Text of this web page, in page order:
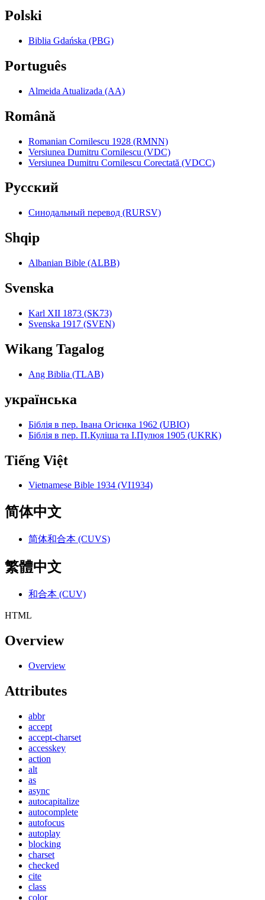
Polski
Biblia Gdańska (PBG)
Português
Almeida Atualizada (AA)
Română
Romanian Cornilescu 1928 (RMNN)
Versiunea Dumitru Cornilescu (VDC)
Versiunea Dumitru Cornilescu Corectată (VDCC)
Pyccкий
Синодальный перевод (RURSV)
Shqip
Albanian Bible (ALBB)
Svenska
Karl XII 1873 (SK73)
Svenska 1917 (SVEN)
Wikang Tagalog
Ang Biblia (TLAB)
українська
Біблія в пер. Івана Огієнка 1962 (UBIO)
Біблія в пер. П.Куліша та І.Пулюя 1905 (UKRK)
Tiếng Việt
Vietnamese Bible 1934 (VI1934)
简体中文
简体和合本 (CUVS)
繁體中文
和合本 (CUV)
HTML
Overview
Overview
Attributes
abbr
accept
accept-charset
accesskey
action
alt
as
async
autocapitalize
autocomplete
autofocus
autoplay
blocking
charset
checked
cite
class
color